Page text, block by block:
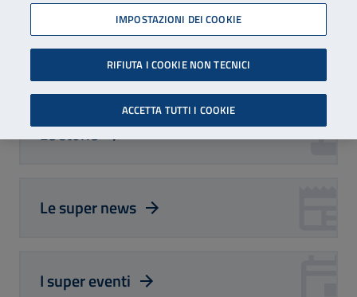
Esplora i contenuti per categoria
Le storie
Le super news
I super eventi
IMPOSTAZIONI DEI COOKIE
RIFIUTA I COOKIE NON TECNICI
ACCETTA TUTTI I COOKIE